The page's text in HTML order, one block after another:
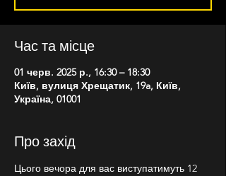
Час та місце
01 черв. 2025 р., 16:30 – 18:30
Київ, вулиця Хрещатик, 19a, Київ,
Україна, 01001
Про захід
Цього вечора для вас виступатимуть 12